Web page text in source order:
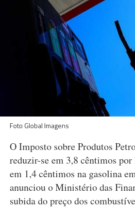
Foto Global Imagens
O Imposto sobre Produtos
reduzir-se em 3,8 cêntimos
em 1,4 cêntimos na gasolina
anunciou o Ministério das
subida do preço dos